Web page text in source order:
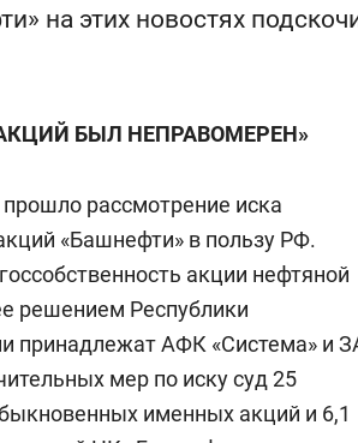
на этих новостях
БЫЛ НЕПРАВОМЕРЕН»
рассмотрение иска
«Башнефти» в пользу РФ.
акции нефтяной
решением Республики
принадлежат АФК «Система» и
мер по иску суд 25
именных акций и 6,1